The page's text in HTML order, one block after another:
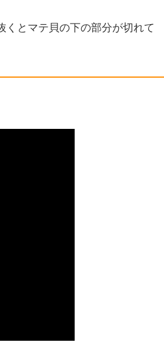
くとマテ貝の下の部分が切れて